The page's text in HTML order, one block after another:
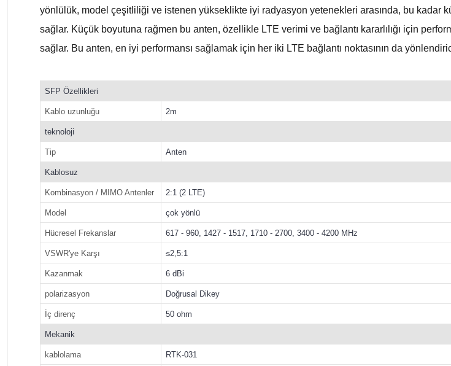
yönlülük, model çeşitliliği ve istenen yükseklikte iyi radyasyon yetenekleri arasında, bu kadar
sağlar. Küçük boyutuna rağmen bu anten, özellikle LTE verimi ve bağlantı kararlılığı için
sağlar. Bu anten, en iyi performansı sağlamak için her iki LTE bağlantı noktasının da
SFP Özellikleri
Kablo uzunluğu 2m
teknoloji
Tip Anten
Kablosuz
Kombinasyon / MIMO Antenler 2:1 (2 LTE)
Model çok yönlü
Hücresel Frekanslar 617 - 960, 1427 - 1517, 1710 - 2700, 3400 - 4200 MHz
VSWR'ye Karşı ≤2,5:1
Kazanmak 6 dBi
polarizasyon Doğrusal Dikey
İç direnç 50 ohm
Mekanik
kablolama RTK-031